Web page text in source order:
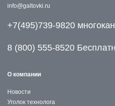
info@galtovki.ru
+7(495)739-9820
8 (800) 555-8520
О компании
Новости
Уголок технолога